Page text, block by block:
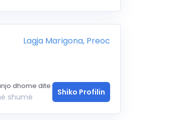
Lagja Marigona, Preoc
dhome dite
shumë Shiko Profilin